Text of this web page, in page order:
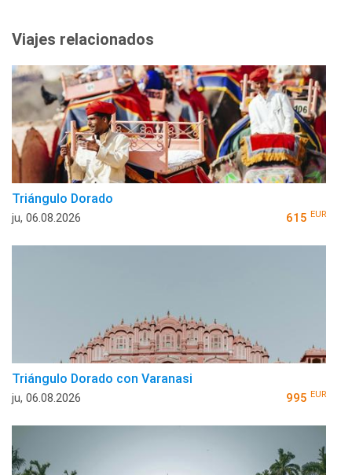
Viajes relacionados
Triángulo Dorado
ju, 06.08.2026 615 EUR
Triángulo Dorado con Varanasi
ju, 06.08.2026 995 EUR